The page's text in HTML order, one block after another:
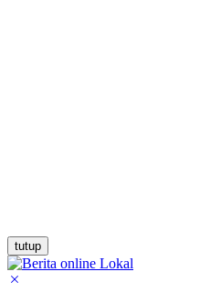
tutup